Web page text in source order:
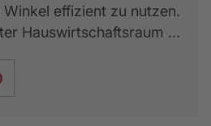
effizient zu nutzen.
Hauswirtschaftsraum ...